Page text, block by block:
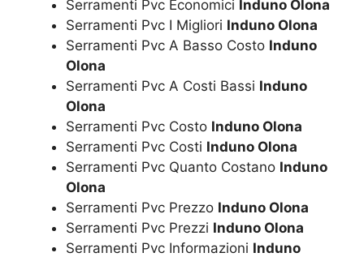
Serramenti Pvc Economici Induno Olona
Serramenti Pvc I Migliori Induno Olona
Serramenti Pvc A Basso Costo Induno
Olona
Serramenti Pvc A Costi Bassi Induno
Olona
Serramenti Pvc Costo Induno Olona
Serramenti Pvc Costi Induno Olona
Serramenti Pvc Quanto Costano Induno
Olona
Serramenti Pvc Prezzo Induno Olona
Serramenti Pvc Prezzi Induno Olona
Serramenti Pvc Informazioni Induno